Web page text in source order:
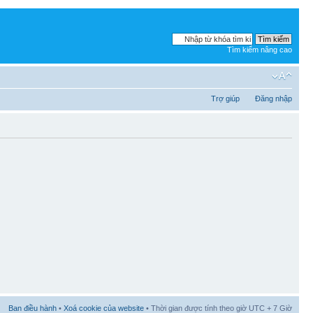
Tìm kiếm nâng cao
Trợ giúp Đăng nhập
Ban điều hành • Xoá cookie của website • Thời gian được tính theo giờ UTC + 7 Giờ